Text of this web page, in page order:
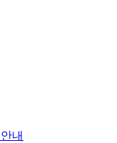
내